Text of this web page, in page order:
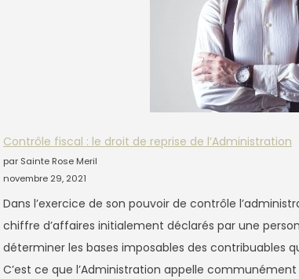
Contrôle fiscal : le droit de reprise de l’Administration
par Sainte Rose Meril
novembre 29, 2021
Dans l’exercice de son pouvoir de contrôle
chiffre d’affaires initialement déclarés par une
déterminer les bases imposables des contribuables
C’est ce que l’Administration appelle